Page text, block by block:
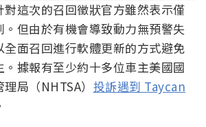
這次的召回徵狀官方雖然表示僅
但由於有機會導致動力無預警失
面召回進行軟體更新的方式避免
據報有至少約十多位車主美國國
局（NHTSA） 投訴遇到 Taycan